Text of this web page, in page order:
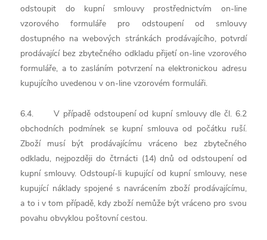
odstoupit do kupní smlouvy prostřednictvím on-line
vzorového formuláře pro odstoupení od smlouvy
dostupného na webových stránkách prodávajícího, potvrdí
prodávající bez zbytečného odkladu přijetí on-line vzorového
formuláře, a to zasláním potvrzení na elektronickou adresu
kupujícího uvedenou v on-line vzorovém formuláři.
6.4. V případě odstoupení od kupní smlouvy dle čl. 6.2
obchodních podmínek se kupní smlouva od počátku ruší.
Zboží musí být prodávajícímu vráceno bez zbytečného
odkladu, nejpozději do čtrnácti (14) dnů od odstoupení od
kupní smlouvy. Odstoupí-li kupující od kupní smlouvy, nese
kupující náklady spojené s navrácením zboží prodávajícímu,
a to i v tom případě, kdy zboží nemůže být vráceno pro svou
povahu obvyklou poštovní cestou.